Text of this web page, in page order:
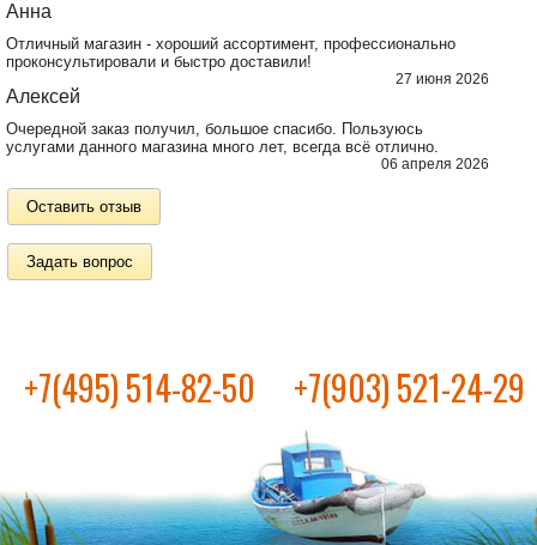
Анна
Отличный магазин - хороший ассортимент, профессионально
проконсультировали и быстро доставили!
27 июня 2026
Алексей
Очередной заказ получил, большое спасибо. Пользуюсь
услугами данного магазина много лет, всегда всё отлично.
06 апреля 2026
Оставить отзыв
Задать вопрос
+7(495) 514-82-50 +7(903) 521-24-29